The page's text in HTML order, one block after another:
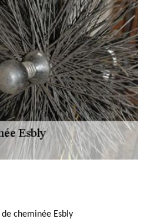
de cheminée Esbly